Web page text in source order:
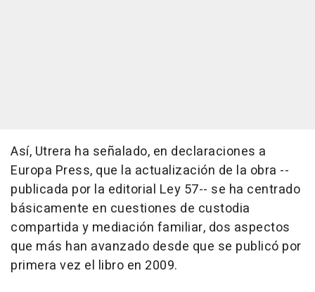
Así, Utrera ha señalado, en declaraciones a
Europa Press, que la actualización de la obra --
publicada por la editorial Ley 57-- se ha centrado
básicamente en cuestiones de custodia
compartida y mediación familiar, dos aspectos
que más han avanzado desde que se publicó por
primera vez el libro en 2009.